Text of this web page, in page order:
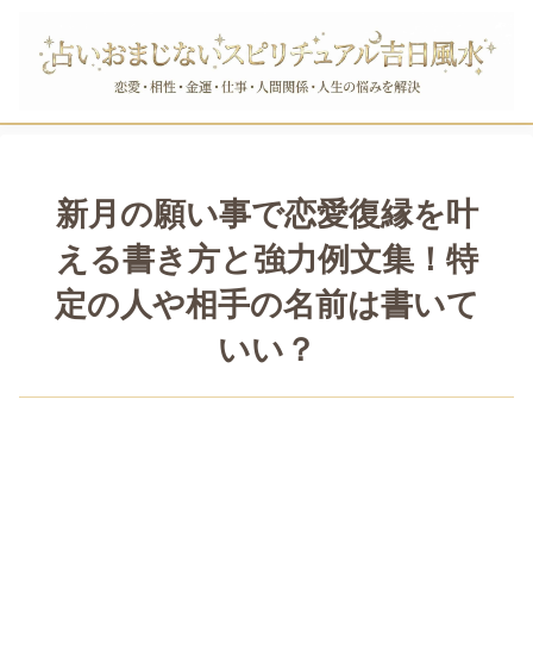
新月の願い事で恋愛復縁を叶
える書き方と強力例文集！特
定の人や相手の名前は書いて
いい？